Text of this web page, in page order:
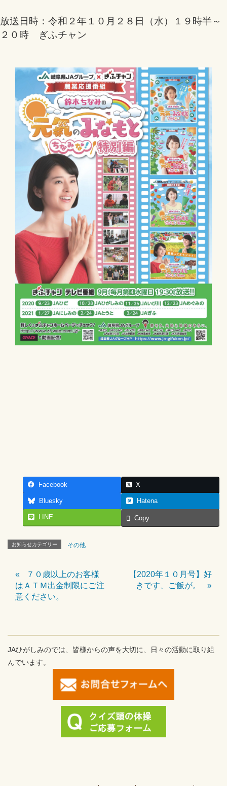
放送日時：令和２年１０月２８日（水）１９時半～
２０時 ぎふチャン
Facebook X
Bluesky Hatena
LINE Copy
お知らせカテゴリー その他
７０歳以上のお客様
はＡＴＭ出金制限にご注
意ください。
【2020年１０月号】好
きです、ご飯が。
JAひがしみのでは、皆様からの声を大切に、日々の活動に取り組
んでいます。